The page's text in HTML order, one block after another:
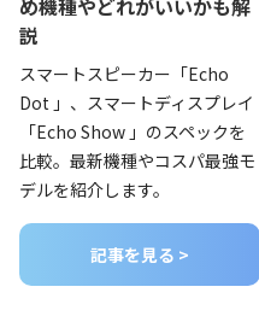
め機種やどれがいいかも解
説
スマートスピーカー「Echo
Dot 」、スマートディスプレイ
「Echo Show 」のスペックを
比較。最新機種やコスパ最強モ
デルを紹介します。
記事を見る >